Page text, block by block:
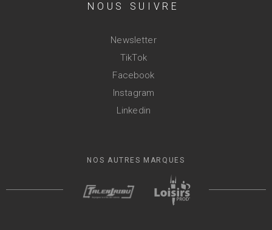
NOUS SUIVRE
Newsletter
TikTok
Facebook
Instagram
Linkedin
NOS AUTRES MARQUES